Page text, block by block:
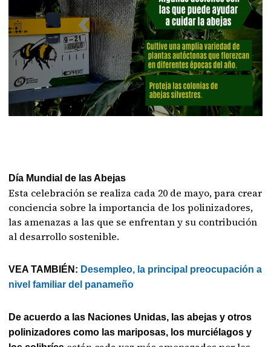
Día Mundial de las Abejas
Esta celebración se realiza cada 20 de mayo, para crear
conciencia sobre la importancia de los polinizadores,
las amenazas a las que se enfrentan y su contribución
al desarrollo sostenible.
VEA TAMBIÉN: Desempleo, la principal preocupación a
nivel familiar del panameño
De acuerdo a las Naciones Unidas, las abejas y otros
polinizadores como las mariposas, los murciélagos y